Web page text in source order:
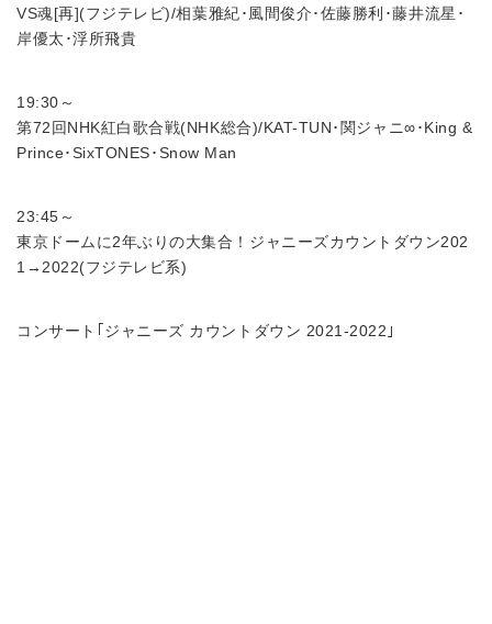
VS魂[再](フジテレビ)/相葉雅紀･風間俊介･佐藤勝利･藤井流星･
岸優太･浮所飛貴
19:30～
第72回NHK紅白歌合戦(NHK総合)/KAT-TUN･関ジャニ∞･King &
Prince･SixTONES･Snow Man
23:45～
東京ドームに2年ぶりの大集合！ジャニーズカウントダウン202
1→2022(フジテレビ系)
コンサート｢ジャニーズ カウントダウン 2021-2022｣